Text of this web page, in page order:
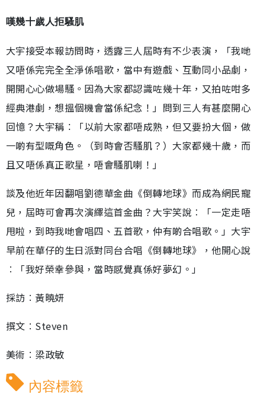
嘆幾十歲人拒騷肌
大宇接受本報訪問時，透露三人屆時有不少表演，「我哋
又唔係完完全全淨係唱歌，當中有遊戲、互動同小品劇，
開開心心做場騷。因為大家都認識咗幾十年，又拍咗咁多
經典港劇，想搵個機會當係紀念！」問到三人有甚麼開心
回憶？大宇稱︰「以前大家都唔成熟，但又要扮大個，做
一啲有型嘅角色。（到時會否騷肌？）大家都幾十歲，而
且又唔係真正歌星，唔會騷肌喇！」
談及他近年因翻唱劉德華金曲《倒轉地球》而成為網民寵
兒，屆時可會再次演繹這首金曲？大宇笑說︰「一定走唔
甩啦，到時我哋會唱四、五首歌，仲有啲合唱歌。」大宇
早前在華仔的生日派對同台合唱《倒轉地球》，他開心說
︰「我好榮幸參與，當時感覺真係好夢幻。」
採訪︰黃曉妍
撰文︰Steven
美術︰梁政敏
內容標籤